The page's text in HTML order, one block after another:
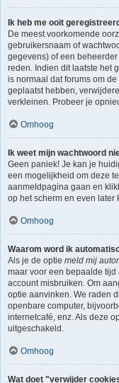
Ik heb me ooit
De meest voorkomende
gebruikersnaam of
gegevens) of een
reden. Indien dit laatste het
is normaal dat forums om
geplaatst hebben,
verkleinen. Probeer je
Omhoog
Ik weet mijn wachtwoord
Geen paniek! Je kan je
een mogelijkheid om deze
aanmeldpagina gaan en
op het scherm en even
Omhoog
Waarom word ik
Als je de optie meld mij
maar voor een bepaalde
account misbruiken. Om
optie aanvinken. We raden
openbare computer,
internetcafé, enz. Als deze
uitgeschakeld.
Omhoog
Wat doet "verwijder